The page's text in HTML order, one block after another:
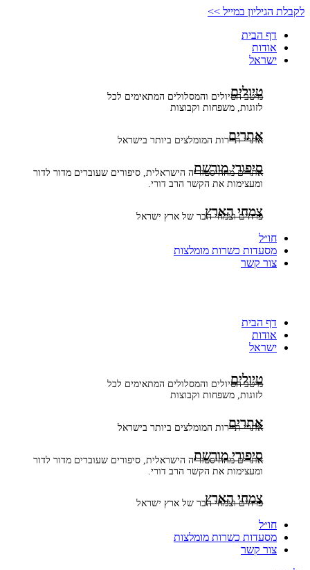
דלג
לקבלת הגיליון במייל >>
דף הבית
אודות
ישראל
טיולים
מיטב הטיולים והמסלולים המתאימים לכל
לזוגות, משפחות וקבוצות
אתרים
אתרי תיירות המומלצים ביותר בישראל
סיפורי מורשת
אתרים מההיסטוריה הישראלית, סיפורים שעוברים מדור לדור
ומעצימות את הקשר הרב דורי.
צמחי הארץ
פרחים וצמחי הבר של ארץ ישראל
חו״ל
מסעדות כשרות מומלצות
צור קשר
דף הבית
אודות
ישראל
טיולים
מיטב הטיולים והמסלולים המתאימים לכל
לזוגות, משפחות וקבוצות
אתרים
אתרי תיירות המומלצים ביותר בישראל
סיפורי מורשת
אתרים מההיסטוריה הישראלית, סיפורים שעוברים מדור לדור
ומעצימות את הקשר הרב דורי.
צמחי הארץ
פרחים וצמחי הבר של ארץ ישראל
חו״ל
מסעדות כשרות מומלצות
צור קשר